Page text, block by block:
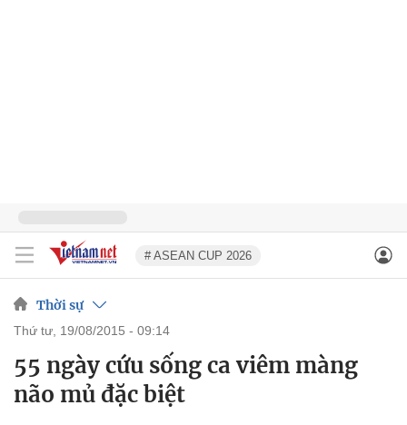
# ASEAN CUP 2026
Thời sự
thứ tư, 19/08/2015 - 09:14
55 ngày cứu sống ca viêm màng
não mủ đặc biệt